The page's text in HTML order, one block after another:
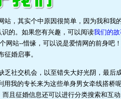
，其实个中原因很简单，因为我和我
的。如果您有兴趣，可以阅读我们的
网站--惜缘，可以说是爱情网的前身吧
婚启事。
社交机会，以至错失大好光阴，最后
我的专长来为这些单身男女牵线搭桥
征婚信息还可以进行分类搜索和互